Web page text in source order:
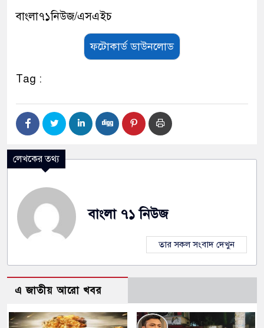
বাংলা৭১নিউজ/এসএইচ
ফটোকার্ড ডাউনলোড
Tag :
লেখকের তথ্য
বাংলা ৭১ নিউজ
তার সকল সংবাদ দেখুন
এ জাতীয় আরো খবর